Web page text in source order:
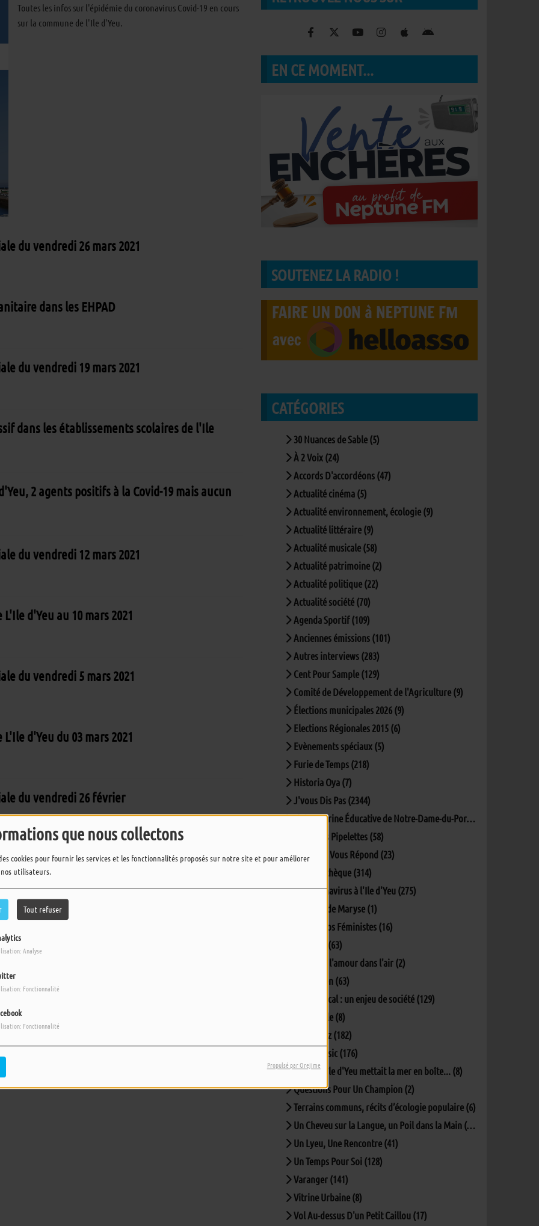
que nous collectons
cookies pour fournir les services et les fonctionnalités proposés sur notre site et pour améliorer
utilisateurs.
Tout refuser
Analyse
Fonctionnalité
Fonctionnalité
Propulsé par Orejime
Toutes les infos sur l'épidémie du coronavirus Covid-19 en cours
sur la commune de l'Ile d'Yeu.
du vendredi 26 mars 2021
dans les EHPAD
du vendredi 19 mars 2021
dans les établissements scolaires de l'Ile
2 agents positifs à la Covid-19 mais aucun
du vendredi 12 mars 2021
d'Yeu au 10 mars 2021
du vendredi 5 mars 2021
d'Yeu du 03 mars 2021
du vendredi 26 février
15 16
EN CE MOMENT...
SOUTENEZ LA RADIO !
CATÉGORIES
30 Nuances de Sable (5)
À 2 Voix (24)
Accords D'accordéons (47)
Actualité cinéma (5)
Actualité environnement, écologie (9)
Actualité littéraire (9)
Actualité musicale (58)
Actualité patrimoine (2)
Actualité politique (22)
Actualité société (70)
Agenda Sportif (109)
Anciennes émissions (101)
Autres interviews (283)
Cent Pour Sample (129)
Comité de Développement de l'Agriculture (9)
Élections municipales 2026 (9)
Elections Régionales 2015 (6)
Evènements spéciaux (5)
Furie de Temps (218)
Historia Oya (7)
J'vous Dis Pas (2344)
L'Aire Marine Éducative de Notre-Dame-du-Port (4)
L'info des Pipelettes (58)
La Mairie Vous Répond (23)
La Pockythèque (314)
Le coronavirus à l'Ile d'Yeu (275)
Lectures de Maryse (1)
Les Ec(h)os Féministes (16)
Matinale (63)
Oh y'a de l'amour dans l'air (2)
Parlons-en (63)
Penser local : un enjeu de société (129)
Percept'île (8)
Phil's Jazz (182)
Phil's Music (176)
Quand L'île d'Yeu mettait la mer en boîte... (8)
Questions Pour Un Champion (2)
Terrains communs, récits d’écologie populaire (6)
Un Cheveu sur la Langue, un Poil dans la Main (167)
Un Lyeu, Une Rencontre (41)
Un Temps Pour Soi (128)
Varanger (141)
Vitrine Urbaine (8)
Vol Au-dessus D'un Petit Caillou (17)